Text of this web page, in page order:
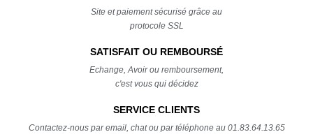
Site et paiement sécurisé grâce au
protocole SSL
SATISFAIT OU REMBOURSÉ
Echange, Avoir ou remboursement,
c'est vous qui décidez
SERVICE CLIENTS
Contactez-nous par email, chat ou par téléphone au 01.83.64.13.65